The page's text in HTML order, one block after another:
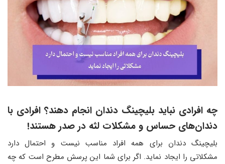
چه افرادی نباید بلیچینگ دندان انجام دهند؟ افرادی با
دندان‌های حساس و مشکلات لثه در صدر هستند!
بلیچینگ دندان برای همه افراد مناسب نیست و احتمال دارد
مشکلاتی را ایجاد نماید. اگر برای شما این پرسش مطرح است که چه